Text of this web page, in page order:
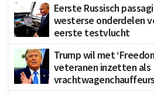
Eerste Russisch
westerse onderdelen
eerste testvlucht
Trump wil met
veteranen inzetten als
vrachtwagenchauffeurs